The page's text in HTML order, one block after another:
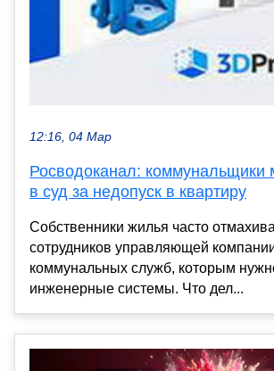
12:16, 04 Мар
Росводоканал: коммунальщики
в суд за недопуск в квартиру
Собственники жилья часто
сотрудников управляющей
коммунальных служб, которым
инженерные системы. Что дел...